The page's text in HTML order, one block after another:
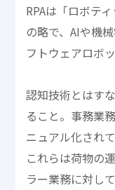
RPAは「ロボテ
の略で、AIや機
フトウェアロボ
認知技術とはす
ること。事務業
ニュアル化され
これらは荷物の
ラー業務に対し